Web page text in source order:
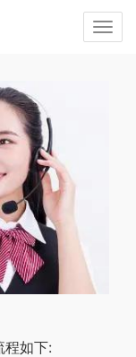
程如下: